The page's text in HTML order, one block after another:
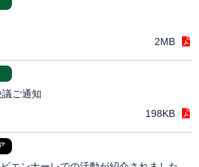
2MB
ご通知
198KB